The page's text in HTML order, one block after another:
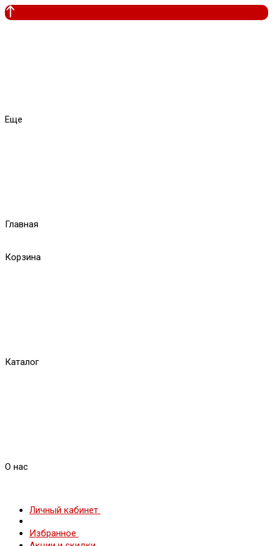
Еще
Главная
Корзина
Каталог
О нас
Личный кабинет
Избранное